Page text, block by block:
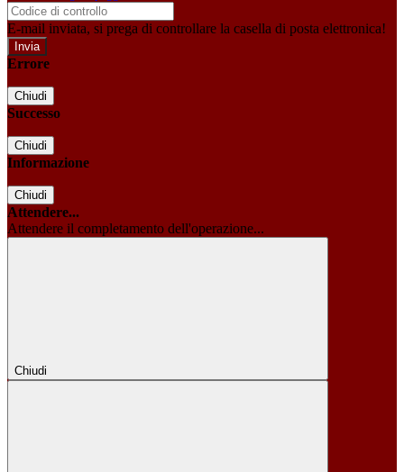
E-mail inviata, si prega di controllare la casella di posta elettronica!
Errore
Chiudi
Successo
Chiudi
Informazione
Chiudi
Attendere...
Attendere il completamento dell'operazione...
Chiudi